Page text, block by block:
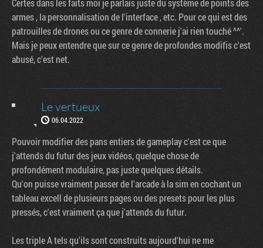
Certes dans les faits moi je parlais juste du système de points des
armes , la personnalisation de l'interface , etc. Pour ce qui est des
patrouilles de drones ou ce genre de connerie j'ai rien touché ^^'.
Mais je peux entendre que sur ce genre de profondes modifis c'est
abusé, c'est net.
Le vertueux
06.04.2022
Pouvoir modifier des pans entiers de gameplay c'est ce que
j'attends du futur des jeux vidéos, quelque chose de
profondément modulaire, pas juste quelques détails.
Qu'on puisse vraiment passer de l'arcade à la sim en cochant un
tableau excell de plusieurs pages ou des presets pour les plus
pressés, c'est vraiment ça que j'attends du futur.
Les triple A tels qu'ils sont construits aujourd'hui ne me